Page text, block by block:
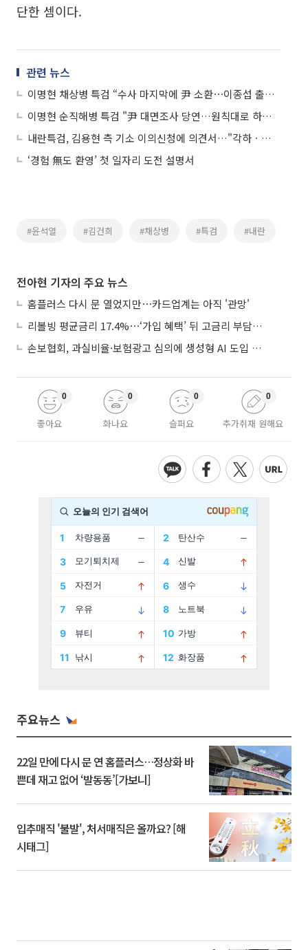
단한 셈이다.
관련 뉴스
이명현 채상병 특검 “수사 마지막에 尹 소환⋯이종섭 출국도 수사범위”
이명현 순직해병 특검 "尹 대면조사 당연…원칙대로 하겠다"
내란특검, 김용현 측 기소 이의신청에 의견서…"각하ㆍ기각해야"
‘경험 無도 환영’ 첫 일자리 도전 설명서
#윤석열 #김건희 #채상병 #특검 #내란
전아현 기자의 주요 뉴스
홈플러스 다시 문 열었지만⋯카드업계는 아직 '관망'
리볼빙 평균금리 17.4%⋯‘가입 혜택’ 뒤 고금리 부담 주의
손보협회, 과실비율·보험광고 심의에 생성형 AI 도입 추진
좋아요
0
화나요
0
슬퍼요
0
추가취재 원해요
0
주요뉴스
22일 만에 다시 문 연 홈플러스…정상화 바
쁜데 재고 없어 ‘발동동’[가보니]
입추매직 '불발', 처서매직은 올까요? [해
시태그]